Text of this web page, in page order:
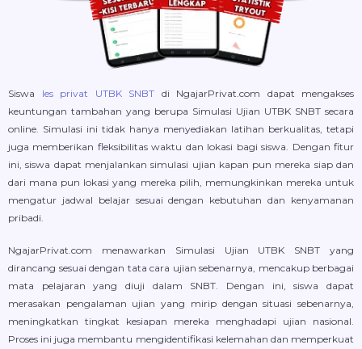
Siswa les privat UTBK SNBT di NgajarPrivat.com dapat mengakses
keuntungan tambahan yang berupa Simulasi Ujian UTBK SNBT secara
online. Simulasi ini tidak hanya menyediakan latihan berkualitas, tetapi
juga memberikan fleksibilitas waktu dan lokasi bagi siswa. Dengan fitur
ini, siswa dapat menjalankan simulasi ujian kapan pun mereka siap dan
dari mana pun lokasi yang mereka pilih, memungkinkan mereka untuk
mengatur jadwal belajar sesuai dengan kebutuhan dan kenyamanan
pribadi.
NgajarPrivat.com menawarkan Simulasi Ujian UTBK SNBT yang
dirancang sesuai dengan tata cara ujian sebenarnya, mencakup berbagai
mata pelajaran yang diuji dalam SNBT. Dengan ini, siswa dapat
merasakan pengalaman ujian yang mirip dengan situasi sebenarnya,
meningkatkan tingkat kesiapan mereka menghadapi ujian nasional.
Proses ini juga membantu mengidentifikasi kelemahan dan memperkuat